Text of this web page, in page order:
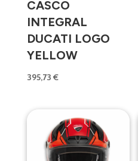
CASCO
INTEGRAL
DUCATI LOGO
YELLOW
395,73 €